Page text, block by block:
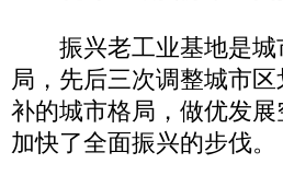
振兴老工业基地是城
局，先后三次调整城市
补的城市格局，做优发
加快了全面振兴的步伐。